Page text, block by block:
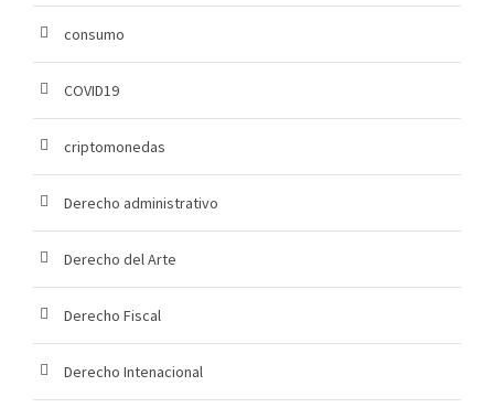
consumo
COVID19
criptomonedas
Derecho administrativo
Derecho del Arte
Derecho Fiscal
Derecho Intenacional